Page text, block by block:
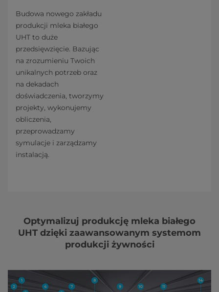
Budowa nowego zakładu
produkcji mleka białego
UHT to duże
przedsięwzięcie. Bazując
na zrozumieniu Twoich
unikalnych potrzeb oraz
na dekadach
doświadczenia, tworzymy
projekty, wykonujemy
obliczenia,
przeprowadzamy
symulacje i zarządzamy
instalacją.
Optymalizuj produkcję mleka białego
UHT dzięki zaawansowanym systemom
produkcji żywności